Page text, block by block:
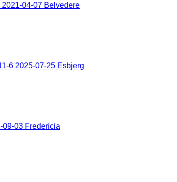
04-07 Belvedere
6 2025-07-25 Esbjerg
09-03 Fredericia